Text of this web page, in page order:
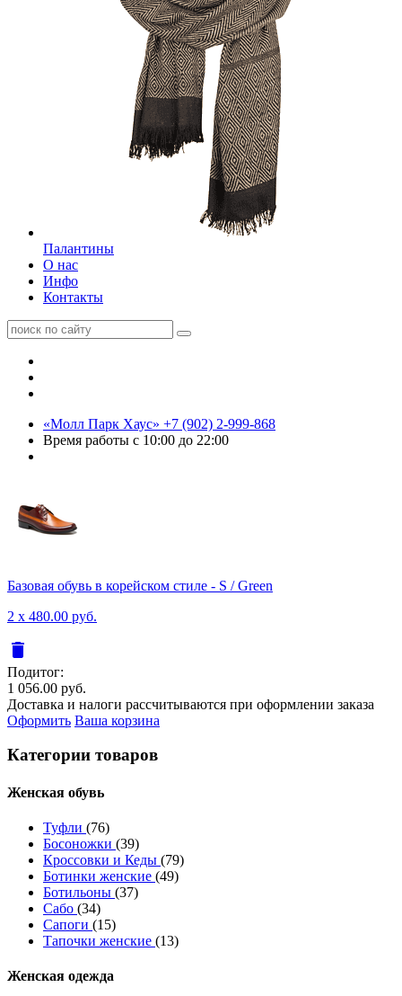
Палантины
О нас
Инфо
Контакты
«Молл Парк Хаус» +7 (902) 2-999-868
Время работы с 10:00 до 22:00
Базовая обувь в корейском стиле - S / Green
2 x 480.00 руб.
delete
Подитог:
1 056.00 руб.
Доставка и налоги рассчитываются при оформлении заказа
Оформить Ваша корзина
Категории товаров
Женcкая обувь
Туфли (76)
Босоножки (39)
Кроссовки и Кеды (79)
Ботинки женские (49)
Ботильоны (37)
Сабо (34)
Сапоги (15)
Тапочки женские (13)
Женская одежда